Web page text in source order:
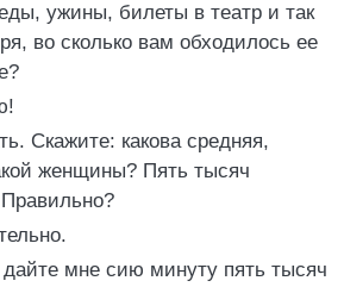
ужины, билеты в театр и так
во сколько вам обходилось ее
Скажите: какова средняя,
женщины? Пять тысяч
мне сию минуту пять тысяч